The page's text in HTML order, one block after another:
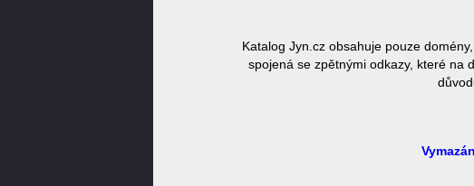
Katalog Jyn.cz obsahuje pouze
spojená se zpětnými odkazy, které na